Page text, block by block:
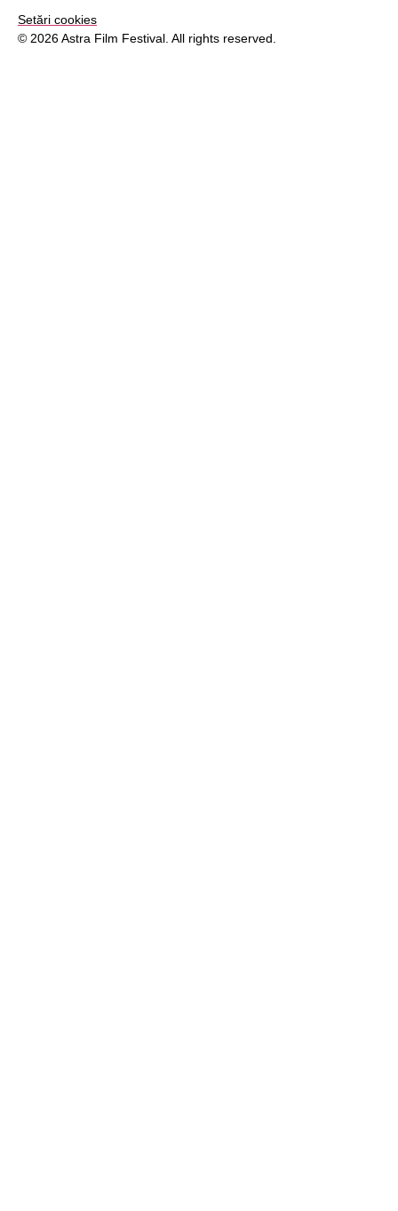
Setări cookies
© 2026 Astra Film Festival. All rights reserved.